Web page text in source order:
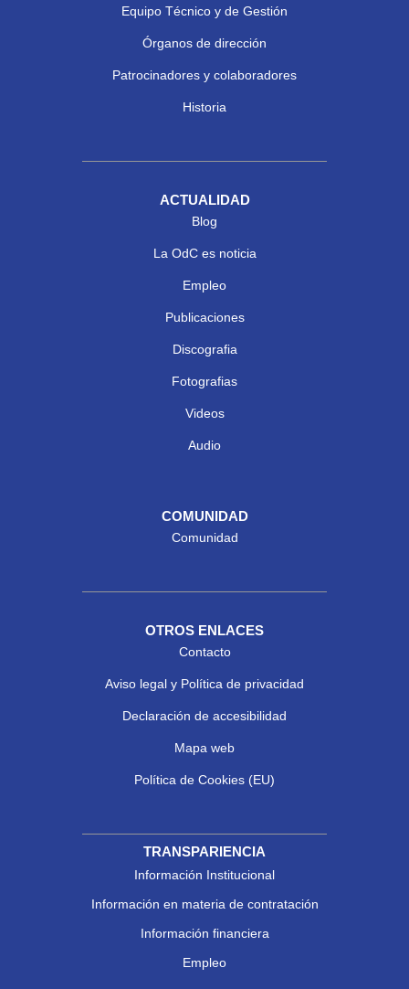
Equipo Técnico y de Gestión
Órganos de dirección
Patrocinadores y colaboradores
Historia
ACTUALIDAD
Blog
La OdC es noticia
Empleo
Publicaciones
Discografia
Fotografias
Videos
Audio
COMUNIDAD
Comunidad
OTROS ENLACES
Contacto
Aviso legal y Política de privacidad
Declaración de accesibilidad
Mapa web
Política de Cookies (EU)
TRANSPARIENCIA
Información Institucional
Información en materia de contratación
Información financiera
Empleo